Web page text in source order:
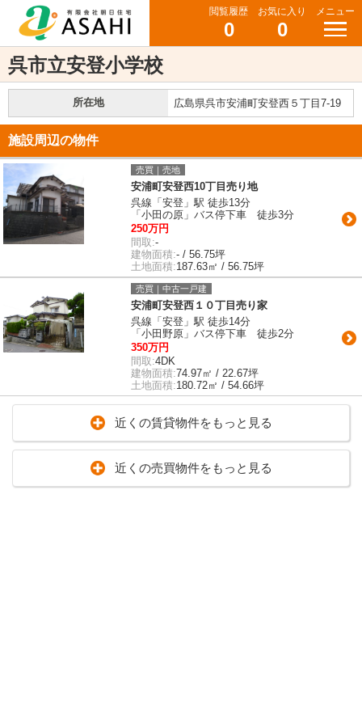
閲覧履歴
0
お気に入り
0
メニュー
呉市立安登小学校
所在地 広島県呉市安浦町安登西５丁目7-19
施設周辺の物件
売買｜売地
安浦町安登西10丁目売り地
呉線「安登」駅 徒歩13分
「小田の原」バス停下車 徒歩3分
250万円
間取:-
建物面積:- / 56.75坪
土地面積:187.63㎡ / 56.75坪
売買｜中古一戸建
安浦町安登西１０丁目売り家
呉線「安登」駅 徒歩14分
「小田野原」バス停下車 徒歩2分
350万円
間取:4DK
建物面積:74.97㎡ / 22.67坪
土地面積:180.72㎡ / 54.66坪
近くの賃貸物件をもっと見る
近くの売買物件をもっと見る